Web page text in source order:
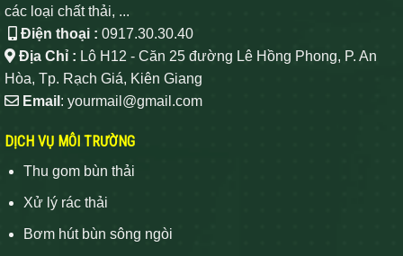
các loại chất thải, ...
Điện thoại : 0917.30.30.40
Địa Chỉ : Lô H12 - Căn 25 đường Lê Hồng Phong, P. An
Hòa, Tp. Rạch Giá, Kiên Giang
Email : yourmail@gmail.com
DỊCH VỤ MÔI TRƯỜNG
Thu gom bùn thải
Xử lý rác thải
Bơm hút bùn sông ngòi